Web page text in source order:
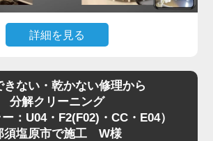
すついでに、衛生面もリセットする
の良い洗濯環境を取り戻せます。
詳細を見る
製洗濯機で、Vベルトが劣
るサイン（H35）です。
使い続けると、モーターや基盤に過
きない・乾かない修理から
分解クリーニング
ー：U04・F2(F02)・CC・E04）
須塩原市で施工 W様